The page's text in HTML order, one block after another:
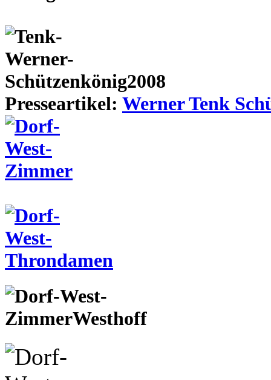
Presseartikel: Werner Tenk